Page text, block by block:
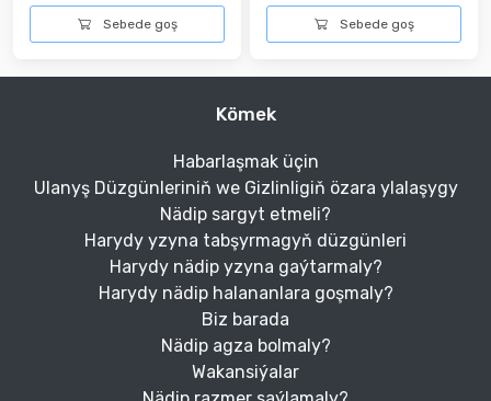
Sebede goş Sebede goş
Kömek
Habarlaşmak üçin
Ulanyş Düzgünleriniň we Gizlinligiň özara ylalaşygy
Nädip sargyt etmeli?
Harydy yzyna tabşyrmagyň düzgünleri
Harydy nädip yzyna gaýtarmaly?
Harydy nädip halananlara goşmaly?
Biz barada
Nädip agza bolmaly?
Wakansiýalar